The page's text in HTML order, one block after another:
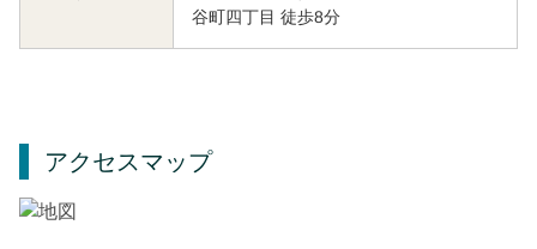
谷町四丁目 徒歩8分
アクセスマップ